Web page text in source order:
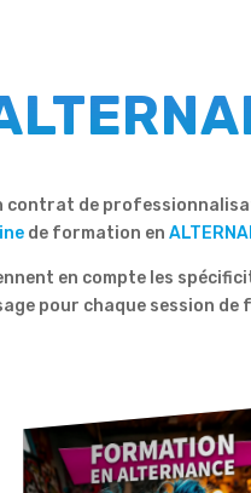
contrat de
de formation en
en compte les
pour chaque session